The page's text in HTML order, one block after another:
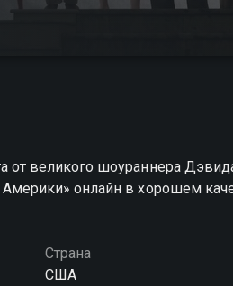
от великого шоураннера
Америки» онлайн в хорошем
Страна
США